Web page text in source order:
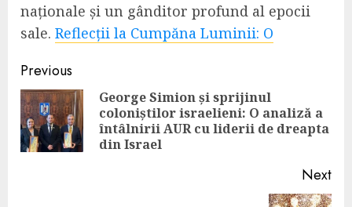
naționale și un gânditor profund al epocii
sale. Reflecții la Cumpăna Luminii: O
Continue
Reading
Previous
George Simion și sprijinul
coloniștilor israelieni: O analiză a
întâlnirii AUR cu liderii de dreapta
din Israel
Next